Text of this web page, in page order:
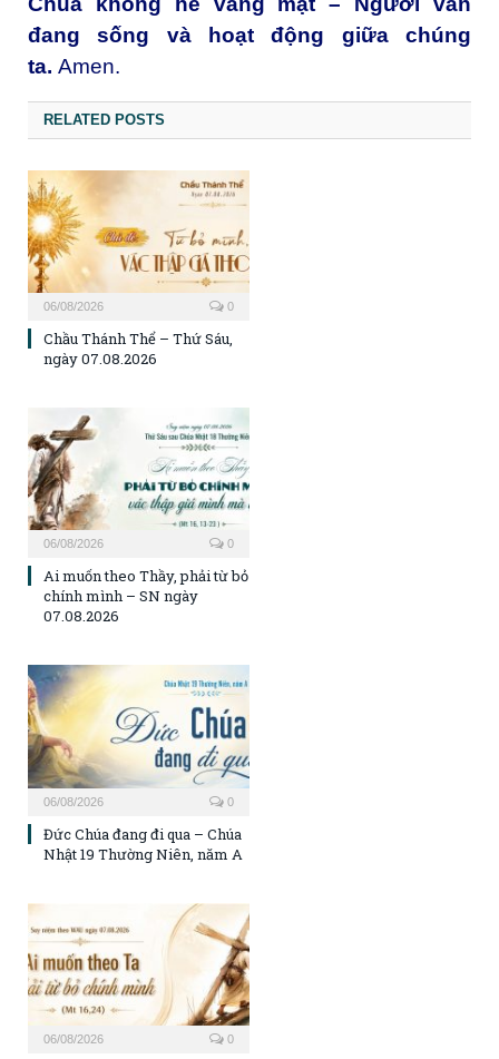
đang sống và hoạt động giữa chúng
ta. Amen.
RELATED POSTS
06/08/2026 0
Chầu Thánh Thể – Thứ Sáu,
ngày 07.08.2026
06/08/2026 0
Ai muốn theo Thầy, phải từ bỏ
chính mình – SN ngày
07.08.2026
06/08/2026 0
Đức Chúa đang đi qua – Chúa
Nhật 19 Thường Niên, năm A
06/08/2026 0